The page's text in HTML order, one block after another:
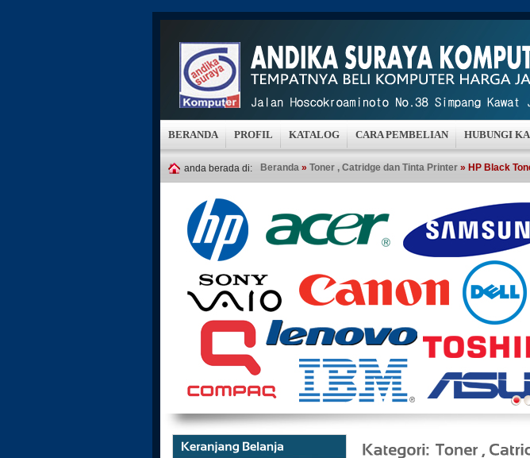
BERANDA PROFIL KATALOG CARA PEMBELIAN HUBUNGI
anda berada di: Beranda » Toner , Catridge dan Tinta Printer » HP Black